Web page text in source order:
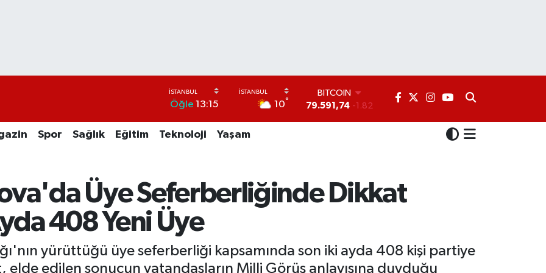
Öğle 13:15 10°
DOLAR
45,43620 0.02
6862,09000
0.19
BİST100
Spor Sağlık Eğitim Teknoloji Yaşam
Üye Seferberliğinde Dikkat
408 Yeni Üye
yürüttüğü üye seferberliği kapsamında son iki ayda 408 kişi partiye
elde edilen sonucun vatandaşların Milli Görüş anlayışına duyduğu